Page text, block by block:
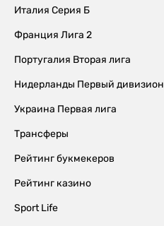
Италия Серия Б
Франция Лига 2
Португалия Вторая лига
Нидерланды Первый дивизион
Украина Первая лига
Трансферы
Рейтинг букмекеров
Рейтинг казино
Sport Life